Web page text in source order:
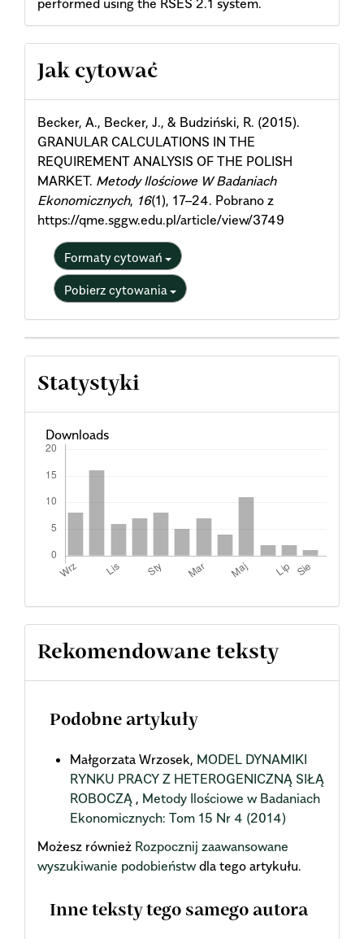
performed using the RSES 2.1 system.
Article
Details
Jak cytować
Becker, A., Becker, J., & Budziński, R. (2015).
GRANULAR CALCULATIONS IN THE
REQUIREMENT ANALYSIS OF THE POLISH
MARKET. Metody Ilościowe W Badaniach
Ekonomicznych, 16(1), 17–24. Pobrano z
https://qme.sggw.edu.pl/article/view/3749
Formaty cytowań
Pobierz cytowania
Statystyki
Downloads
Rekomendowane teksty
Podobne artykuły
Małgorzata Wrzosek, MODEL DYNAMIKI
RYNKU PRACY Z HETEROGENICZNĄ SIŁĄ
ROBOCZĄ , Metody Ilościowe w Badaniach
Ekonomicznych: Tom 15 Nr 4 (2014)
Możesz również Rozpocznij zaawansowane
wyszukiwanie podobieństwdla tego artykułu.
Inne teksty tego samego autora